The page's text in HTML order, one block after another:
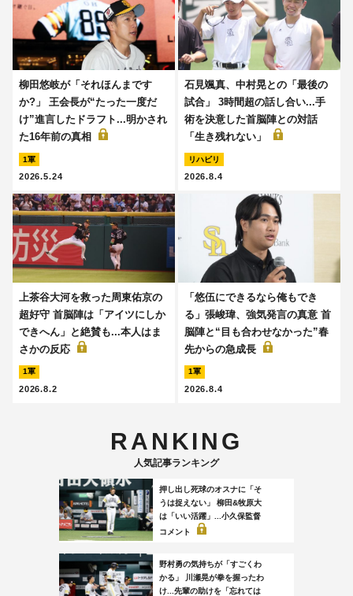
柳田悠岐が「それほんまです
か?」 王会長が“たった一度だ
け”進言したドラフト...明かされ
た16年前の真相
1軍
2026.5.24
石見颯真、中村晃との「最後の
試合」 3時間超の話し合い...手
術を決意した首脳陣との対話
「生き残れない」
リハビリ
2026.8.4
上茶谷大河を救った周東佑京の
超好守 首脳陣は「アイツにしか
できへん」と絶賛も...本人はま
さかの反応
1軍
2026.8.2
「悠伍にできるなら俺もでき
る」張峻瑋、強気発言の真意 首
脳陣と“目も合わせなかった”春
先からの急成長
1軍
2026.8.4
RANKING
人気記事ランキング
押し出し死球のオスナに「そ
うは捉えない」 柳田&牧原大
は「いい活躍」...小久保監督
コメント
野村勇の気持ちが「すごくわ
かる」 川瀬晃が拳を握ったわ
け...先輩の助けを「忘れては